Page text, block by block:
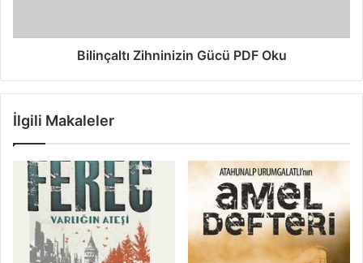
Bilinçaltı Zihninizin Gücü PDF Oku
İlgili Makaleler